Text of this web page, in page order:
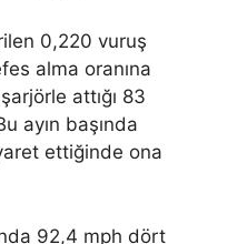
0,220 vuruş
alma oranına
attığı 83
ayın başında
ettiğinde ona
92,4 mph dört